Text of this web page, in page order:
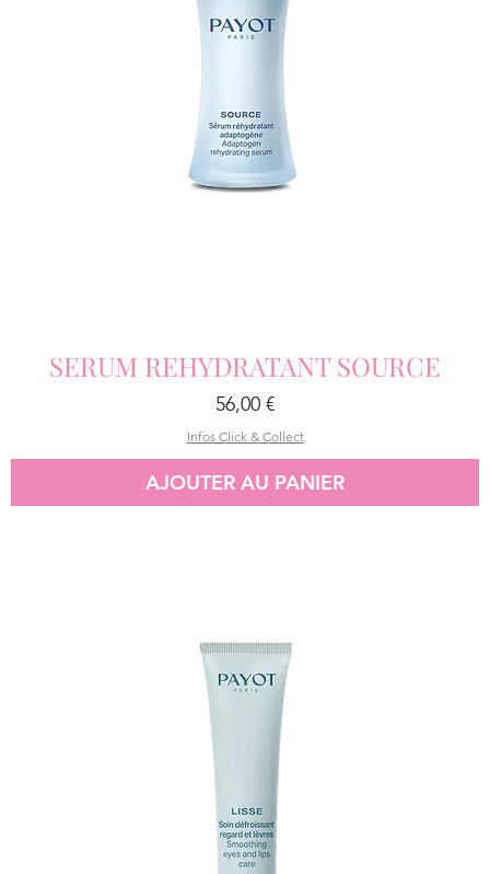
SERUM REHYDRATANT SOURCE
Prix
56,00 €
Infos Click & Collect
AJOUTER AU PANIER